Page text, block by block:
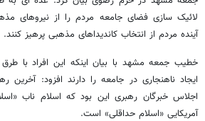
لائیک سازی فضای جامعه مردم را از نیروهای
آینده مردم از انتخاب کاندیداهای مذهبی پرهیز کنند.
خطیب جمعه مشهد با بیان اینکه این افراد با
ایجاد ناهنجاری در جامعه را دارند افزود:
اجلاس خبرگان رهبری این بود که اسلام ناب
آمریکایی «اسلام حداقلی» است.